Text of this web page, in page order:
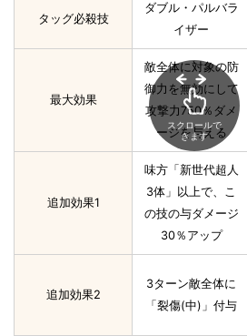
タッグ必殺技
ダブル・パルバラ
イザー
最大効果
敵全体に対象の防
御力を無効にして
攻撃力750％ダメ
ージを与える
追加効果1
味方「新世代超人
3体」以上で、こ
の技の与ダメージ
30％アップ
追加効果2
3ターン敵全体に
「裂傷(中)」付与
スクロールで
きます